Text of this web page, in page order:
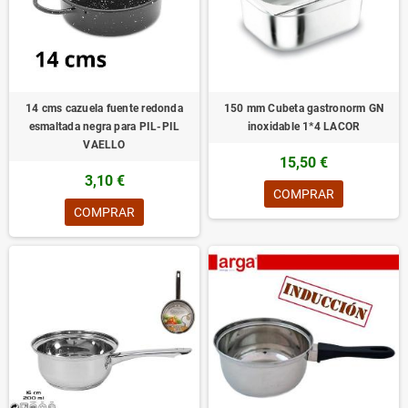
14 cms cazuela fuente redonda
esmaltada negra para PIL-PIL
VAELLO
3,10 €
COMPRAR
150 mm Cubeta gastronorm GN
inoxidable 1*4 LACOR
15,50 €
COMPRAR